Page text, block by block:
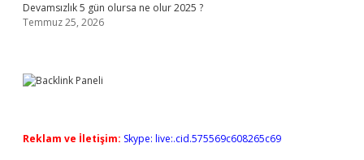
Devamsızlık 5 gün olursa ne olur 2025 ?
Temmuz 25, 2026
Reklam ve İletişim: Skype: live:.cid.575569c608265c69